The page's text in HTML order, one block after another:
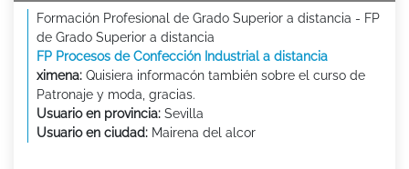
Formación Profesional de Grado Superior a distancia - FP
de Grado Superior a distancia
FP Procesos de Confección Industrial a distancia
ximena: Quisiera informacón también sobre el curso de
Patronaje y moda, gracias.
Usuario en provincia: Sevilla
Usuario en ciudad: Mairena del alcor